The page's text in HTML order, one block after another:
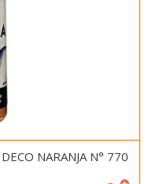
NARANJA N° 770